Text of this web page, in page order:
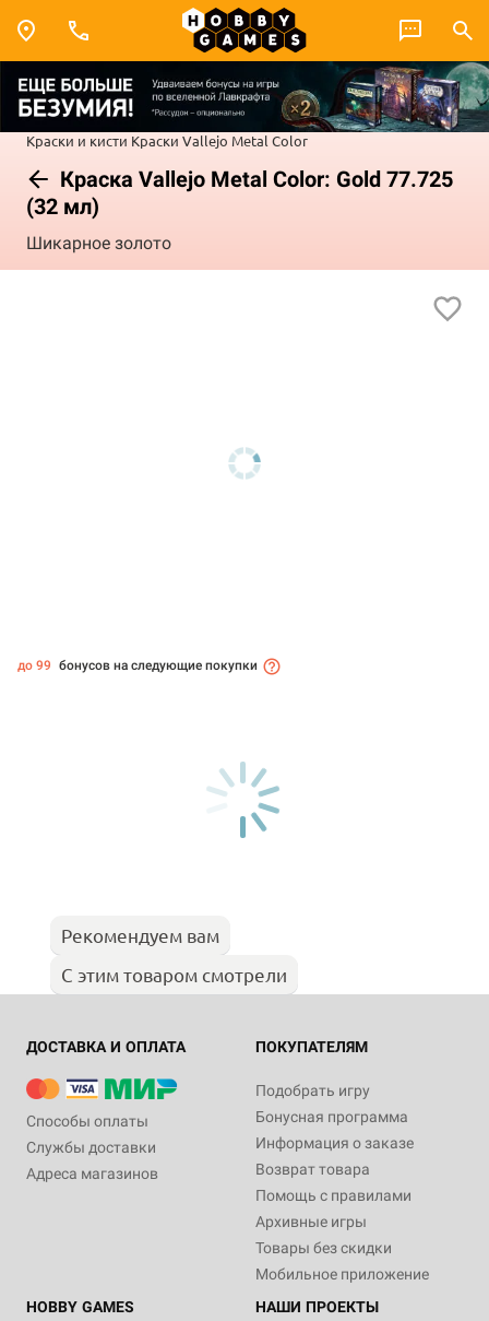
Краски и кисти Краски Vallejo Metal Color
Краска Vallejo Metal Color: Gold 77.725
(32 мл)
Шикарное золото
до 99 бонусов на следующие покупки
Рекомендуем вам
С этим товаром смотрели
ДОСТАВКА И ОПЛАТА
Способы оплаты
Службы доставки
Адреса магазинов
ПОКУПАТЕЛЯМ
Подобрать игру
Бонусная программа
Информация о заказе
Возврат товара
Помощь с правилами
Архивные игры
Товары без скидки
Мобильное приложение
HOBBY GAMES
НАШИ ПРОЕКТЫ